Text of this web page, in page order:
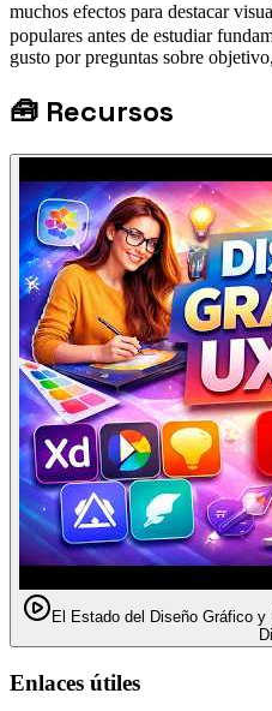
muchos efectos para destacar
populares antes de estudiar
gusto por preguntas sobre
🧰 Recursos
El Estado del Diseño Gráfico
Enlaces útiles